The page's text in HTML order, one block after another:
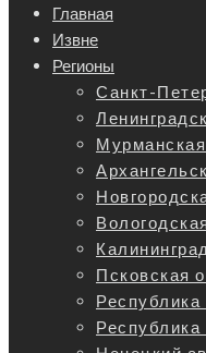
Главная
Извне
Регионы
Санкт-
Псковская
Республика
Республика